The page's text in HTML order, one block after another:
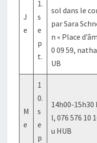
J
e
1.
s
e
p
t.
sol dans le
par Sara
n « Place
0 09 59,
UB
M
e
1
0.
s
e
p
14h00-
l, 076 576 10
u HUB